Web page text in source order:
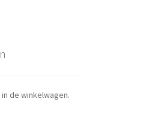
de winkelwagen.